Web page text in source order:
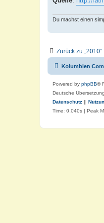
Du machst einen
Zurück zu „2010“
Kolumbien
Powered by phpBB®
Deutsche
Datenschutz ||
Time: 0.040s | Peak